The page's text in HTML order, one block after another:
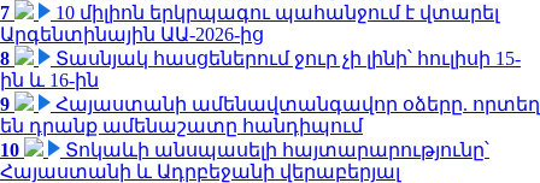
7
10 միլիոն երկրպագու պահանջում է վտարել
Արգենտինային ԱԱ-2026-ից
8
Տասնյակ հասցեներում ջուր չի լինի՝ հուլիսի 15-
ին և 16-ին
9
Հայաստանի ամենավտանգավոր օձերը. որտեղ
են դրանք ամենաշատը հանդիպում
10
Տոկաևի անսպասելի հայտարարությունը՝
Հայաստանի և Ադրբեջանի վերաբերյալ